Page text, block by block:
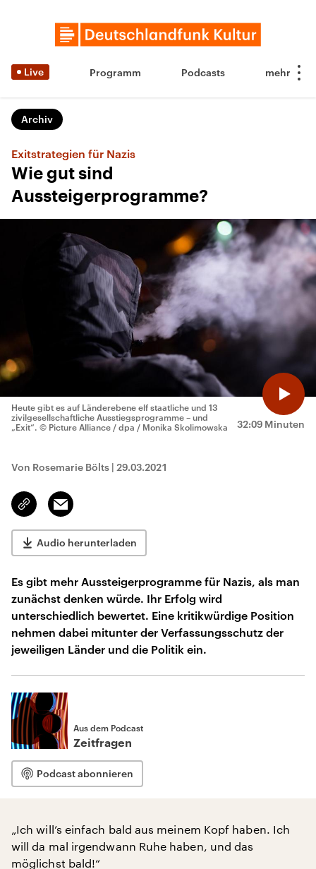
Live Programm Podcasts
Archiv
Exitstrategien für Nazis
Wie gut sind
Aussteigerprogramme?
32:09 Minuten
Heute gibt es auf Länderebene elf staatliche und 13
zivilgesellschaftliche Ausstiegsprogramme – und
„Exit“. © Picture Alliance / dpa / Monika Skolimowska
Von Rosemarie Bölts | 29.03.2021
Link
kopieren/teilen
Email
Audio herunterladen
Es gibt mehr Aussteigerprogramme für Nazis, als man
zunächst denken würde. Ihr Erfolg wird
unterschiedlich bewertet. Eine kritikwürdige Position
nehmen dabei mitunter der Verfassungsschutz der
jeweiligen Länder und die Politik ein.
Aus dem Podcast
Zeitfragen
Podcast abonnieren
„Ich will’s einfach bald aus meinem Kopf haben. Ich
will da mal irgendwann Ruhe haben, und das
möglichst bald!“